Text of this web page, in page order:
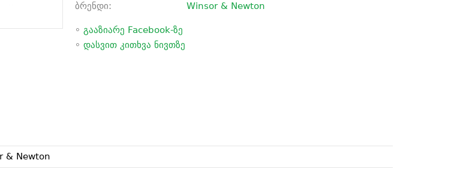
ბრენდი:
Winsor & Newton
◦ გააზიარე Facebook-ზე
◦ დასვით კითხვა ნივთზე
& Newton